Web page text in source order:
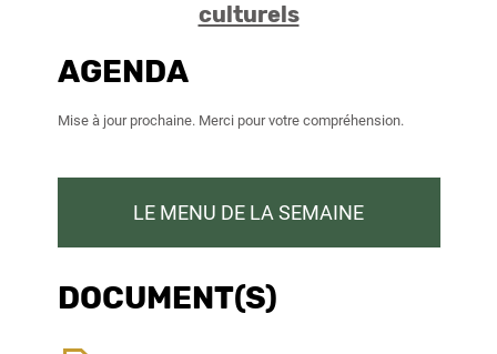
culturels
AGENDA
Mise à jour prochaine. Merci pour votre compréhension.
LE MENU DE LA SEMAINE
DOCUMENT(S)